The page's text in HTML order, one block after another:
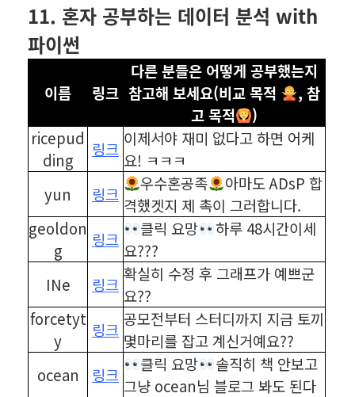
11. 혼자 공부하는 데이터 분석 with
파이썬
이름 링크
다른 분들은 어떻게 공부했는지
참고해 보세요(비교 목적
, 참
고 목적
)
ricepud
ding
링크
이제서야 재미 없다고 하면 어케
요! ㅋㅋㅋ
yun
링크
우수혼공족
아마도 ADsP 합
격했겟지 제 촉이 그러합니다.
geoldon
g
링크
클릭 요망
하루 48시간이세
요???
INe
링크
확실히 수정 후 그래프가 예쁘군
요??
forcetyt
y
링크
공모전부터 스터디까지 지금 토끼
몇마리를 잡고 계신거예요??
ocean
링크
클릭 요망
솔직히 책 안보고
그냥 ocean님 블로그 봐도 된다